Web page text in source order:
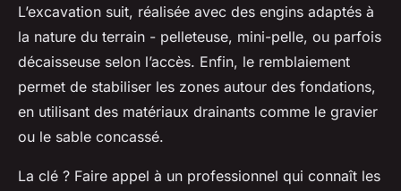
L’excavation suit, réalisée avec des engins adaptés à
la nature du terrain - pelleteuse, mini-pelle, ou parfois
décaisseuse selon l’accès. Enfin, le remblaiement
permet de stabiliser les zones autour des fondations,
en utilisant des matériaux drainants comme le gravier
ou le sable concassé.
La clé ? Faire appel à un professionnel qui connaît les